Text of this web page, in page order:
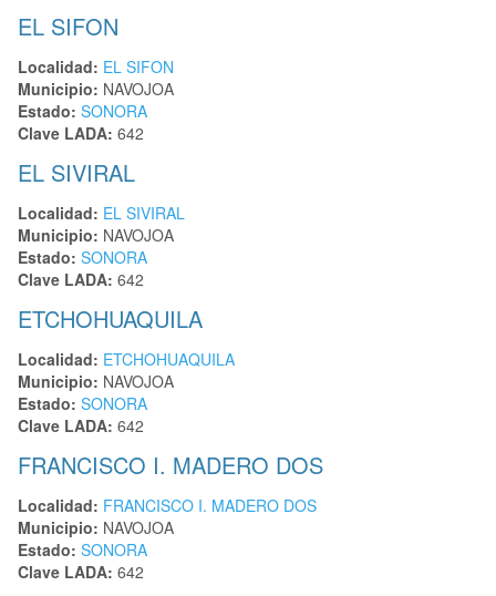
EL SIFON
Localidad: EL SIFON
Municipio: NAVOJOA
Estado: SONORA
Clave LADA: 642
EL SIVIRAL
Localidad: EL SIVIRAL
Municipio: NAVOJOA
Estado: SONORA
Clave LADA: 642
ETCHOHUAQUILA
Localidad: ETCHOHUAQUILA
Municipio: NAVOJOA
Estado: SONORA
Clave LADA: 642
FRANCISCO I. MADERO DOS
Localidad: FRANCISCO I. MADERO DOS
Municipio: NAVOJOA
Estado: SONORA
Clave LADA: 642